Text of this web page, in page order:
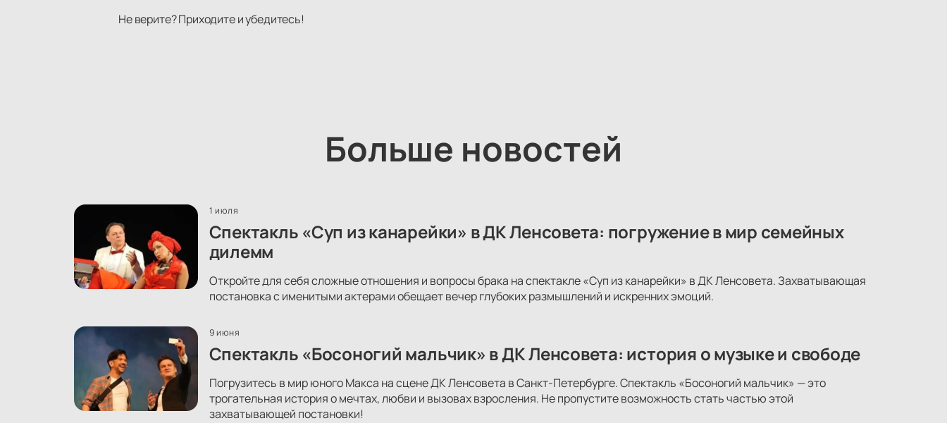
Не верите? Приходите и убедитесь!
Больше новостей
1 июля
Спектакль «Суп из канарейки» в ДК Ленсовета: погружение в мир семейных
дилемм
Откройте для себя сложные отношения и вопросы брака на спектакле «Суп из канарейки» в ДК Ленсовета. Захватывающая
постановка с именитыми актерами обещает вечер глубоких размышлений и искренних эмоций.
9 июня
Спектакль «Босоногий мальчик» в ДК Ленсовета: история о музыке и свободе
Погрузитесь в мир юного Макса на сцене ДК Ленсовета в Санкт-Петербурге. Спектакль «Босоногий мальчик» — это
трогательная история о мечтах, любви и вызовах взросления. Не пропустите возможность стать частью этой
захватывающей постановки!